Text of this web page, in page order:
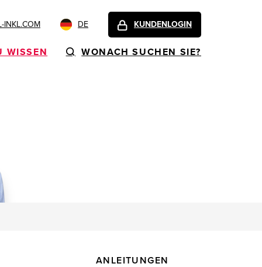
INKL.COM DE KUNDENLOGIN
WISSEN WONACH SUCHEN SIE?
ANLEITUNGEN